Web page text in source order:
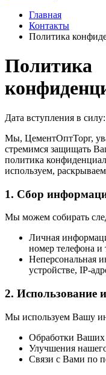
Главная
Контакты
Политика
Политика
Дата вступления в
Мы, ЦементОптТорг,
стремимся защищать
политика
используем,
1. Сбор
Мы можем собирать
Личная
номер телефона и
Неперсональная
устройстве, IP-
2. Использование
Мы используем Вашу
Обработки Ваших
Улучшения
Связи с Вами по